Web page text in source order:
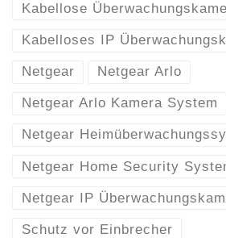
Kabellose
Kabelloses IP
Netgear Netgear Arlo
Netgear Arlo Kamera System
Netgear
Netgear Home Security
Netgear IP
Schutz vor Einbrecher